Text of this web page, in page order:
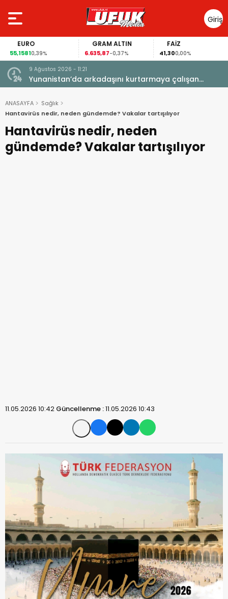
Giriş
Yap
EURO
55,15810,39%
GRAM ALTIN
6.635,87-0,37%
FAİZ
41,300,00%
9 Ağustos 2026 - 11:21
Yunanistan’da arkadaşını kurtarmaya çalışan
Hollandalı kadın hayatını kaybetti
ANASAYFA
Sağlık
Hantavirüs nedir, neden gündemde? Vakalar tartışılıyor
Hantavirüs nedir, neden
gündemde? Vakalar tartışılıyor
11.05.2026 10:42 Güncellenme :11.05.2026 10:43